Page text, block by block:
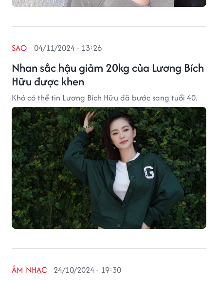
Nhan sắc hậu giảm 20kg của Lương Bích
Hữu được khen
SAO 04/11/2024 - 13:26
Khó có thể tin Lương Bích Hữu đã bước sang tuổi 40.
ÂM NHẠC 24/10/2024 - 19:30